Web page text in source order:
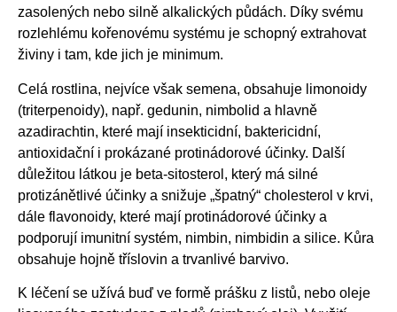
zasolených nebo silně alkalických půdách. Díky svému
rozlehlému kořenovému systému je schopný extrahovat
živiny i tam, kde jich je minimum.
Celá rostlina, nejvíce však semena, obsahuje limonoidy
(triterpenoidy), např. gedunin, nimbolid a hlavně
azadirachtin, které mají insekticidní, baktericidní,
antioxidační i prokázané protinádorové účinky. Další
důležitou látkou je beta-sitosterol, který má silné
protizánětlivé účinky a snižuje „špatný“ cholesterol v krvi,
dále flavonoidy, které mají protinádorové účinky a
podporují imunitní systém, nimbin, nimbidin a silice. Kůra
obsahuje hojně tříslovin a trvanlivé barvivo.
K léčení se užívá buď ve formě prášku z listů, nebo oleje